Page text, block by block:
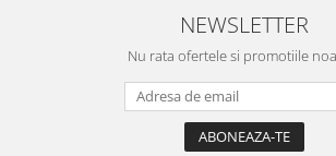
NEWSLETTER
Nu rata ofertele si promotiile